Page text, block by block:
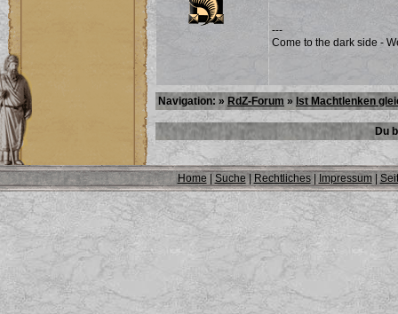
---
Come to the dark side -
Navigation: » RdZ-Forum » Ist Machtlenken
Du
Home| Suche | Rechtliches| Impressum|